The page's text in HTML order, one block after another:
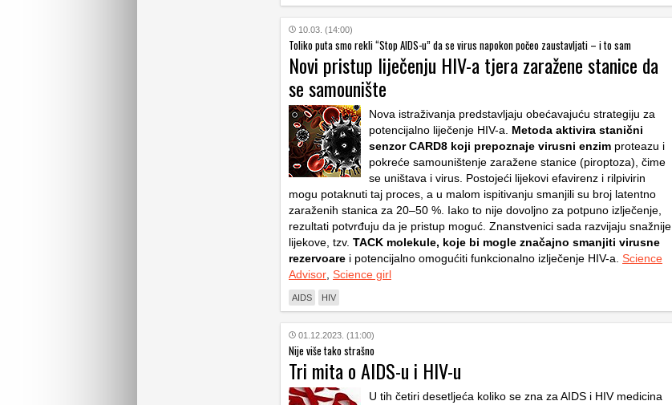
10.03. (14:00)
Toliko puta smo rekli “Stop AIDS-u” da se virus napokon počeo zaustavljati – i to sam
Novi pristup liječenju HIV-a tjera zaražene stanice da
se samounište
Nova istraživanja predstavljaju obećavajuću strategiju za
potencijalno liječenje HIV-a. Metoda aktivira stanični
senzor CARD8 koji prepoznaje virusni enzim proteazu i
pokreće samouništenje zaražene stanice (piroptoza), čime
se uništava i virus. Postojeći lijekovi efavirenz i rilpivirin
mogu potaknuti taj proces, a u malom ispitivanju smanjili su broj latentno
zaraženih stanica za 20–50 %. Iako to nije dovoljno za potpuno izlječenje,
rezultati potvrđuju da je pristup moguć. Znanstvenici sada razvijaju snažnije
lijekove, tzv. TACK molekule, koje bi mogle značajno smanjiti virusne
rezervoare i potencijalno omogućiti funkcionalno izlječenje HIV-a. Science
Advisor Science girl
AIDS HIV
01.12.2023. (11:00)
Nije više tako strašno
Tri mita o AIDS-u i HIV-u
U tih četiri desetljeća koliko se zna za AIDS i HIV medicina